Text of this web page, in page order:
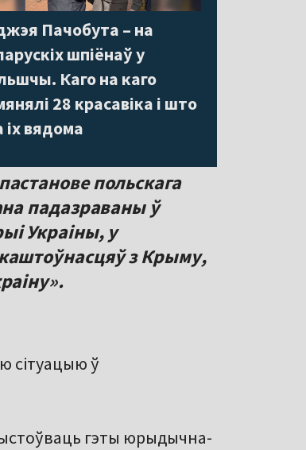
Пачобута – на
шпіёнаў у
Каго на каго
28 красавіка і што
іх вядома
польскага
падазраваны ў
Украіны, у
з Крыму,
сітуацыю ў
гэты юрыдычна-